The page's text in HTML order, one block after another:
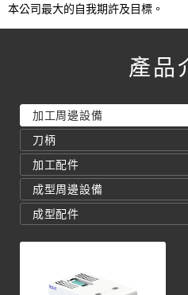
本公司最大的自我期許及目標。
產品
加工周邊設備
刀柄
加工配件
成型周邊設備
成型配件